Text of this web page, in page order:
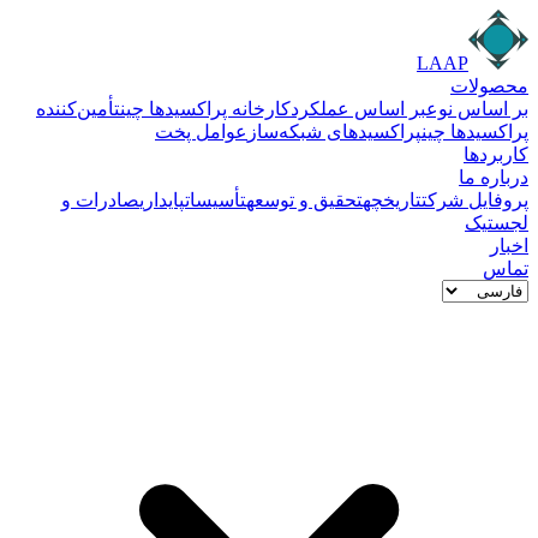
LAAP
محصولات
بر اساس نوعبر اساس عملکردکارخانه پراکسیدها چینتأمین‌کننده
پراکسیدها چینپراکسیدهای شبکه‌ساز عوامل پخت
کاربردها
درباره ما
پروفایل شرکتتاریخچهتحقیق و توسعهتأسیساتپایداریصادرات و
لجستیک
اخبار
تماس